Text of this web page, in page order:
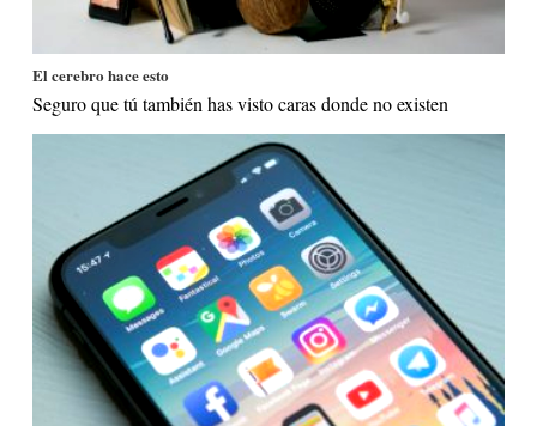
El cerebro hace esto
Seguro que tú también has visto caras donde no existen